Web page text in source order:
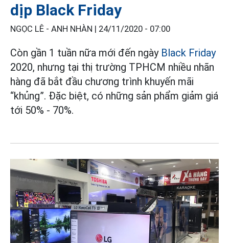
dịp Black Friday
NGỌC LÊ - ANH NHÀN | 24/11/2020 - 07:00
Còn gần 1 tuần nữa mới đến ngày Black Friday
2020, nhưng tại thị trường TPHCM nhiều nhãn
hàng đã bắt đầu chương trình khuyến mãi
“khủng”. Đặc biệt, có những sản phẩm giảm giá
tới 50% - 70%.